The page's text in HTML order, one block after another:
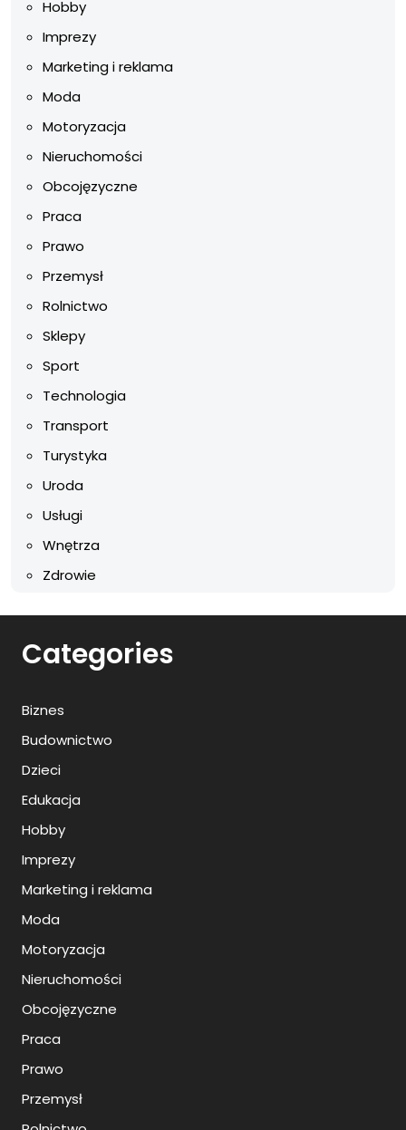
Hobby
Imprezy
Marketing i reklama
Moda
Motoryzacja
Nieruchomości
Obcojęzyczne
Praca
Prawo
Przemysł
Rolnictwo
Sklepy
Sport
Technologia
Transport
Turystyka
Uroda
Usługi
Wnętrza
Zdrowie
Categories
Biznes
Budownictwo
Dzieci
Edukacja
Hobby
Imprezy
Marketing i reklama
Moda
Motoryzacja
Nieruchomości
Obcojęzyczne
Praca
Prawo
Przemysł